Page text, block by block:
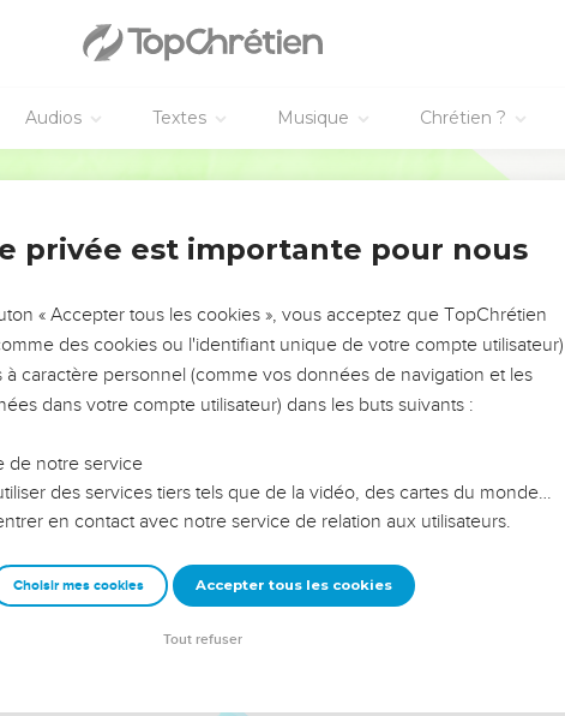
Audios Textes Musique Chrétien ?
DE L’ANNÉE !
VOTRES ?
leur foi ou leur vision. Mais on voit
ont traversés, alors même que ce sont
reviennent sur les erreurs
plus de sagesse afin que leurs erreurs
une équipe, un groupe ou une famille,
privée est importante pour nous
« Accepter tous les cookies », vous acceptez que TopChrétien
des cookies ou l'identifiant unique de votre compte utilisateur)
à caractère personnel (comme vos données de navigation et les
dans votre compte utilisateur) dans les buts suivants :
de notre service
des services tiers tels que de la vidéo, des cartes du monde…
en contact avec notre service de relation aux utilisateurs.
Choisir mes cookies Accepter tous les cookies
Tout refuser